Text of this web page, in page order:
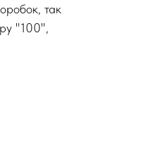
так
"100",